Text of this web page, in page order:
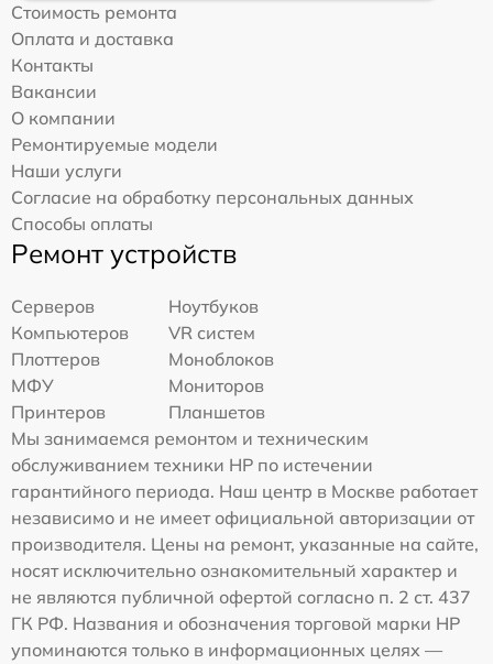
Стоимость ремонта
Оплата и доставка
Контакты
Вакансии
О компании
Ремонтируемые модели
Наши услуги
Согласие на обработку персональных данных
Способы оплаты
Ремонт устройств
Серверов
Ноутбуков
Компьютеров
VR систем
Плоттеров
Моноблоков
МФУ
Мониторов
Принтеров
Планшетов
Мы занимаемся ремонтом и техническим
обслуживанием техники HP по истечении
гарантийного периода. Наш центр в Москве работает
независимо и не имеет официальной авторизации от
производителя. Цены на ремонт, указанные на сайте,
носят исключительно ознакомительный характер и
не являются публичной офертой согласно п. 2 ст. 437
ГК РФ. Названия и обозначения торговой марки HP
упоминаются только в информационных целях —